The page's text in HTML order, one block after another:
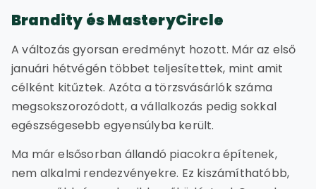
Brandity és MasteryCircle
A változás gyorsan eredményt hozott. Már az első
januári hétvégén többet teljesítettek, mint amit
célként kitűztek. Azóta a törzsvásárlók száma
megsokszorozódott, a vállalkozás pedig sokkal
egészségesebb egyensúlyba került.
Ma már elsősorban állandó piacokra építenek,
nem alkalmi rendezvényekre. Ez kiszámíthatóbb,